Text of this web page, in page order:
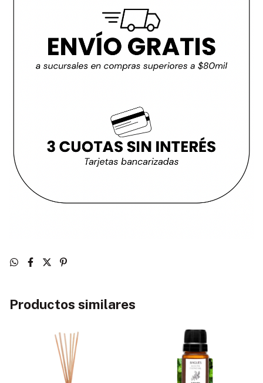
Productos similares